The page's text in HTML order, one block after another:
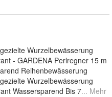
Wurzelbewässerung
- GARDENA Perlregner 15 m
Reihenbewässerung
Wurzelbewässerung
Wassersparend Bis 7... Mehr